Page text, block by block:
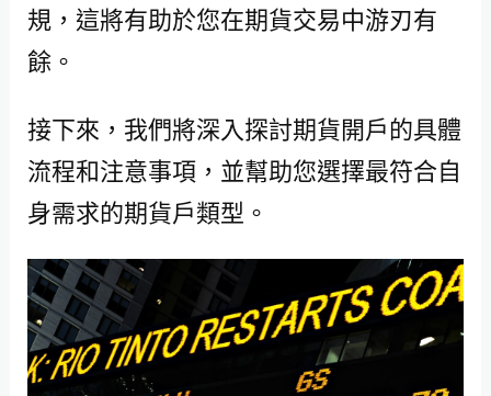
規，這將有助於您在期貨交易中游刃有
餘。
接下來，我們將深入探討期貨開戶的具體
流程和注意事項，並幫助您選擇最符合自
身需求的期貨戶類型。